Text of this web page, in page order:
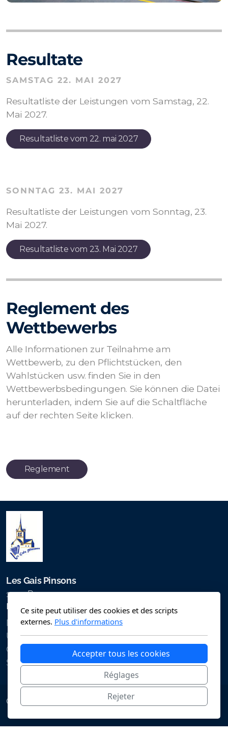
Resultate
SAMSTAG 22. MAI 2027
Resultatliste der Leistungen vom Samstag, 22.
Mai 2027.
Resultatliste vom 22. mai 2027
SONNTAG 23. MAI 2027
Resultatliste der Leistungen vom Sonntag, 23.
Mai 2027.
Resultatliste vom 23. Mai 2027
Reglement des
Wettbewerbs
Alle Informationen zur Teilnahme am
Wettbewerb, zu den Pflichtstücken, den
Wahlstücken usw. finden Sie in den
Wettbewerbsbedingungen. Sie können die Datei
herunterladen, indem Sie auf die Schaltfläche
auf der rechten Seite klicken.
Reglement
Les Gais Pinsons
1530 Payerne
Les Gais Pinsons
Notre société
Unser Verein
Comité CSA 2027
SAW-Komitee 2027
Copyright ©2025 , All rights reserved.
Ce site peut utiliser des cookies et des scripts
externes. Plus d'informations
Accepter tous les cookies
Réglages
Rejeter